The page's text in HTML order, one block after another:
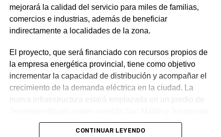
mejorará la calidad del servicio para miles de familias,
comercios e industrias, además de beneficiar
indirectamente a localidades de la zona.
El proyecto, que será financiado con recursos propios de
la empresa energética provincial, tiene como objetivo
incrementar la capacidad de distribución y acompañar el
crecimiento de la demanda eléctrica en la ciudad. La
nueva infraestructura estará emplazada en un predio de
donde funcionó la antigua usina eléctrica.
CONTINUAR LEYENDO